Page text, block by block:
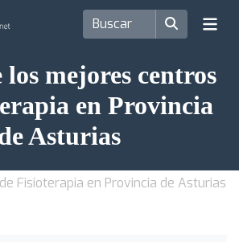
los mejores centros
en Provincia
Asturias
Fisioterapia en Provincia de Asturias